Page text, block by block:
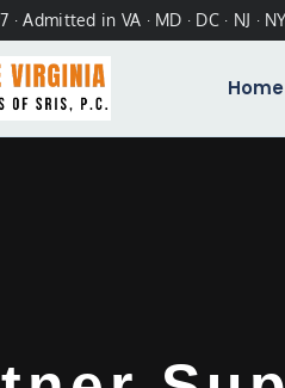
Admitted in VA · MD · DC · NJ · NY
Home